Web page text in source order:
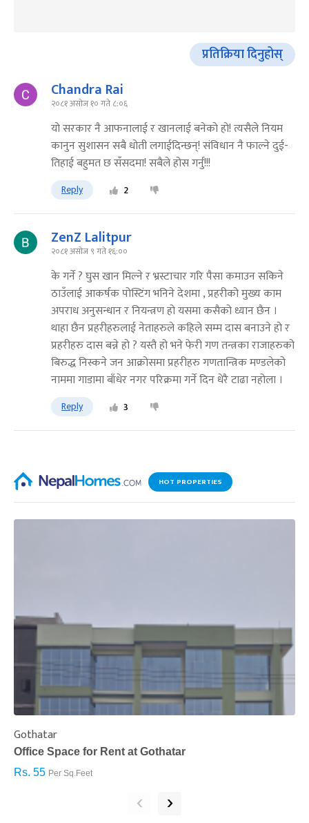
प्रतिक्रिया दिनुहोस्
Chandra Rai
२०८१ असोज १० गते ८:०६
यो सरकार नै आफनालाई र खानलाई बनेको हो! त्यसैले नियम
कानुन सुशासन सबै धोती लगाईदिन्छन्! संविधान नै फाल्ने दुई-
तिहाई बहुमत छ सँसदमा! सबैले होस गर्नु!!!
Reply 2
ZenZ Lalitpur
२०८१ असोज ९ गते १६:००
के गर्ने ? घुस खान मिल्ने र भ्रस्टाचार गरि पैसा कमाउन सकिने
ठाउँलाई आकर्षक पोस्टिंग भनिने देशमा , प्रहरीको मुख्य काम
अपराध अनुसन्धान र नियन्त्रण हो यसमा कसैको ध्यान छैन ।
थाहा छैन प्रहरीहरुलाई नेताहरुले कहिले सम्म दास बनाउने हो र
प्रहरीहरु दास बन्ने हो ? यस्तै हो भने फेरी गण तन्त्रका राजाहरुको
बिरुद्ध निस्कने जन आक्रोसमा प्रहरीहरु गणतान्त्रिक मण्डलेको
नाममा गाडामा बाँधेर नगर परिक्रमा गर्ने दिन धेरै टाढा नहोला ।
Reply 3
HOT PROPERTIES
Gothatar
Office Space for Rent at Gothatar
Rs. 55 Per Sq.Feet
‹ ›